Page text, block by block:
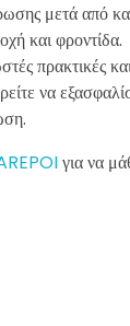
μετά από
και φροντίδα.
πρακτικές
να
για να